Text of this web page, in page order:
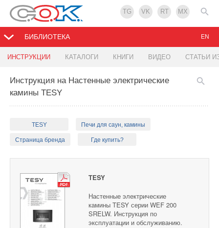
TG VK RT MX
БИБЛИОТЕКА
ИНСТРУКЦИИ КАТАЛОГИ КНИГИ ВИДЕО СТАТЬИ
EN
Инструкция на Настенные электрические
камины TESY
TESY Печи для саун, камины
Страница бренда Где купить?
TESY
Настенные электрические
камины TESY серии WEF 200
SRELW. Инструкция по
эксплуатации и обслуживанию.